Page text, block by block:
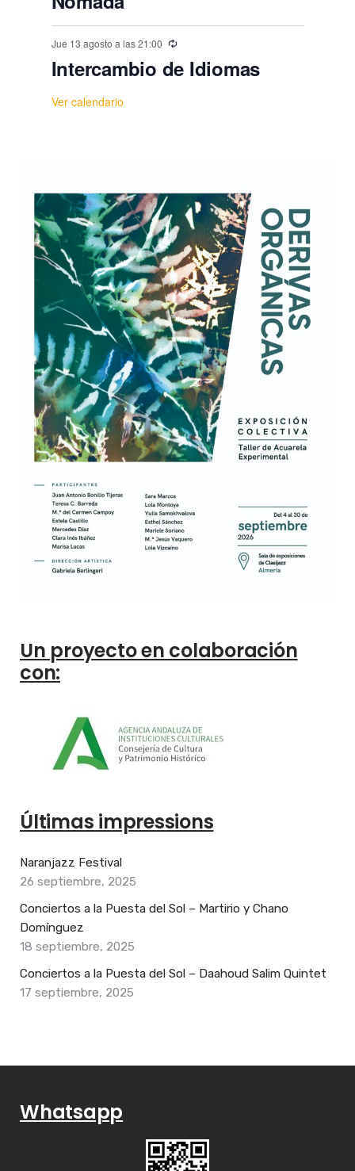
Jue 13 agosto a las 21:00
Intercambio de Idiomas
Ver calendario
Un proyecto en colaboración
con:
Últimas impressions
Naranjazz Festival
26 septiembre, 2025
Conciertos a la Puesta del Sol – Martirio y Chano
Domínguez
18 septiembre, 2025
Conciertos a la Puesta del Sol – Daahoud Salim Quintet
17 septiembre, 2025
Whatsapp